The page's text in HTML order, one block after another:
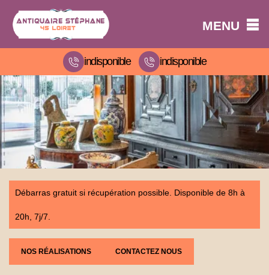
MENU
indisponible indisponible
Débarras gratuit si récupération possible. Disponible de 8h à
20h, 7j/7.
NOS RÉALISATIONS CONTACTEZ NOUS